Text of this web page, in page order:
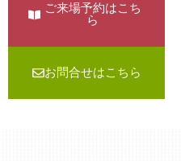
ご来場予約はこち
ら
お問合せはこちら